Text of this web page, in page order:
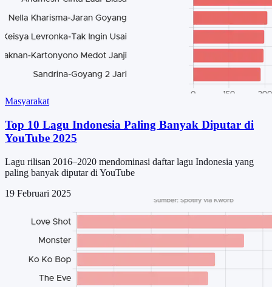
Masyarakat
Top 10 Lagu Indonesia Paling Banyak Diputar di
YouTube 2025
Lagu rilisan 2016–2020 mendominasi daftar lagu Indonesia yang
paling banyak diputar di YouTube
19 Februari 2025